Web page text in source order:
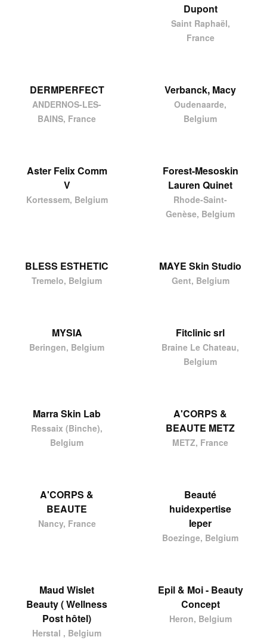
Dupont
Saint Raphaël,
France
DERMPERFECT
ANDERNOS-LES-
BAINS, France
Verbanck, Macy
Oudenaarde,
Belgium
Aster Felix Comm
V
Kortessem, Belgium
Forest-Mesoskin
Lauren Quinet
Rhode-Saint-
Genèse, Belgium
BLESS ESTHETIC
Tremelo, Belgium
MAYE Skin Studio
Gent, Belgium
MYSIA
Beringen, Belgium
Fitclinic srl
Braine Le Chateau,
Belgium
Marra Skin Lab
Ressaix (Binche),
Belgium
A'CORPS &
BEAUTE METZ
METZ, France
A'CORPS &
BEAUTE
Nancy, France
Beauté
huidexpertise
Ieper
Boezinge, Belgium
Maud Wislet
Beauty ( Wellness
Post hôtel)
Herstal , Belgium
Epil & Moi - Beauty
Concept
Heron, Belgium